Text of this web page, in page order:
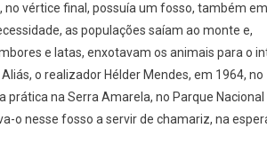
vértice final, possuía um fosso, também em
as populações saíam ao monte e,
e latas, enxotavam os animais para o
o realizador Hélder Mendes, em 1964, no
prática na Serra Amarela, no Parque Nacional
o nesse fosso a servir de chamariz, na